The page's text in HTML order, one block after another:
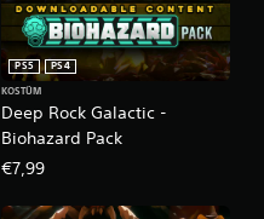
Deep Rock Galactic -
Biohazard Pack
PS5
PS4
KOSTÜM
€7,99